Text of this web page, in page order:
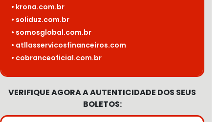
• krona.com.br
• soliduz.com.br
• somosglobal.com.br
• atllasservicosfinanceiros.com
• cobranceoficial.com.br
VERIFIQUE AGORA A AUTENTICIDADE DOS SEUS
BOLETOS: